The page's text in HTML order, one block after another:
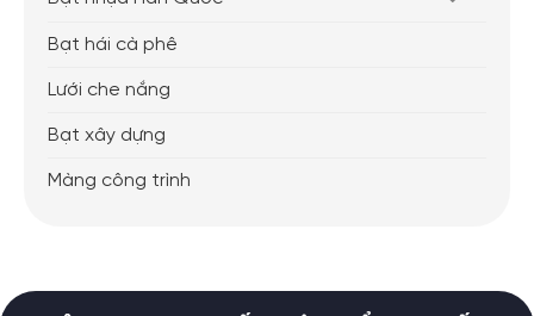
Bạt hái cà phê
Lưới che nắng
Bạt xây dựng
Màng công trình